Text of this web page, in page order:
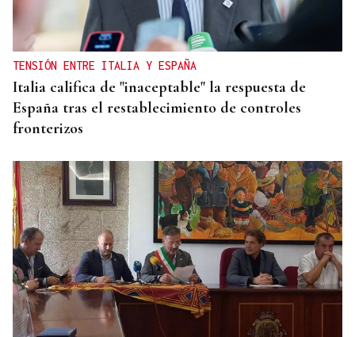
TENSIÓN ENTRE ITALIA Y ESPAÑA
Italia califica de "inaceptable" la respuesta de
España tras el restablecimiento de controles
fronterizos